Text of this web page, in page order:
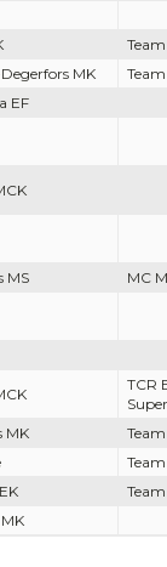
MK
EF
MS MC
TCR
MK